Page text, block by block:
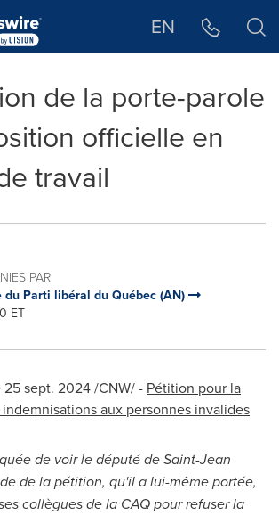
EN
de la porte-parole
officielle en
travail
PAR
Parti libéral du Québec (AN)
ET
25 sept. 2024/CNW/ - Pétition pour la
aux personnes invalides
de voir le député de Saint-Jean
de la pétition, qu'il a lui-même portée,
collègues de la CAQ pour refuser la